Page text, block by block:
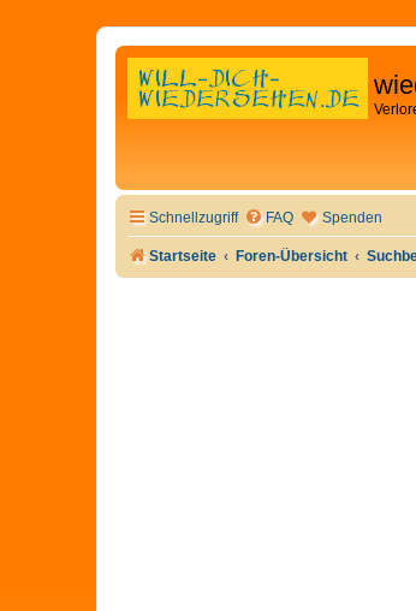
Schnellzugriff FAQ Spenden
Startseite Foren-Übersicht